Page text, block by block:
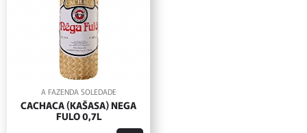
A FAZENDA SOLEDADE
CACHACA (KAŠASA) NEGA
FULO 0,7L